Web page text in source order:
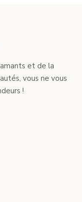
et de la
vous ne vous
!